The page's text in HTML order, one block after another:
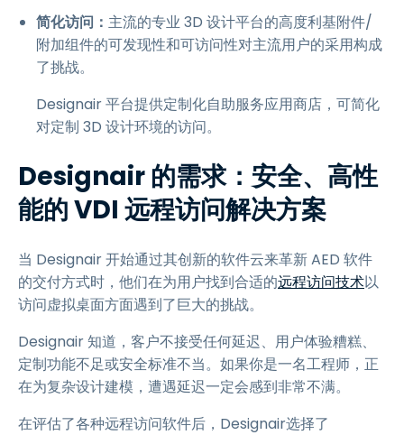
简化访问： 主流的专业 3D 设计平台的高度利基附件/
附加组件的可发现性和可访问性对主流用户的采用构成
了挑战。
Designair 平台提供定制化自助服务应用商店，可简化
对定制 3D 设计环境的访问。
Designair 的需求：安全、高性
能的 VDI 远程访问解决方案
当 Designair 开始通过其创新的软件云来革新 AED 软件
的交付方式时，他们在为用户找到合适的远程访问技术以
访问虚拟桌面方面遇到了巨大的挑战。
Designair 知道，客户不接受任何延迟、用户体验糟糕、
定制功能不足或安全标准不当。如果你是一名工程师，正
在为复杂设计建模，遭遇延迟一定会感到非常不满。
在评估了各种远程访问软件后，Designair选择了